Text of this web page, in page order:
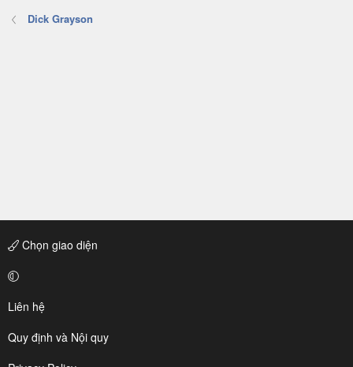
Dick Grayson
Chọn giao diện
Liên hệ
Quy định và Nội quy